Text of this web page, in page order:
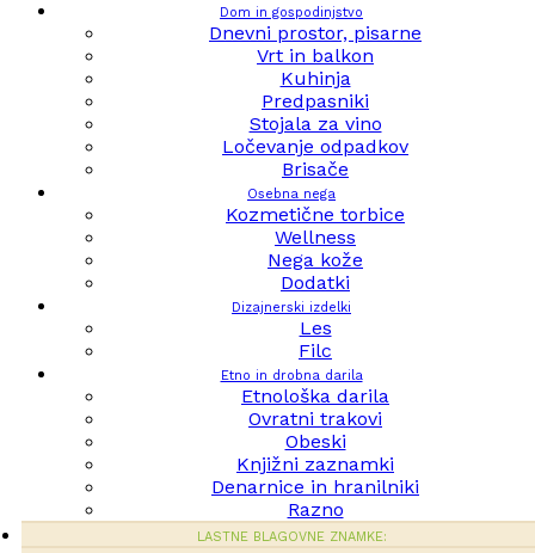
Dom in gospodinjstvo
Dnevni prostor, pisarne
Vrt in balkon
Kuhinja
Predpasniki
Stojala za vino
Ločevanje odpadkov
Brisače
Osebna nega
Kozmetične torbice
Wellness
Nega kože
Dodatki
Dizajnerski izdelki
Les
Filc
Etno in drobna darila
Etnološka darila
Ovratni trakovi
Obeski
Knjižni zaznamki
Denarnice in hranilniki
Razno
LASTNE BLAGOVNE ZNAMKE: